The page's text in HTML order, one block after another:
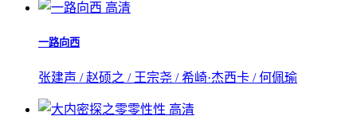
高清
一路向西
张建声 / 赵硕之 / 王宗尧 / 希崎·杰西卡 / 何佩瑜
高清